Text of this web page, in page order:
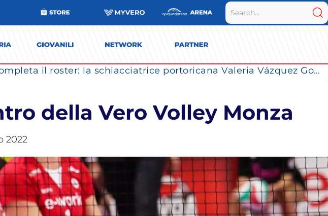
La Numia Vero Volley completa il roster: la schiacciatrice portoricana Valeria Vázquez Gomez è l’ultimo innesto di Milano per la stagione 2026/2027
della Vero Volley Monza
2022